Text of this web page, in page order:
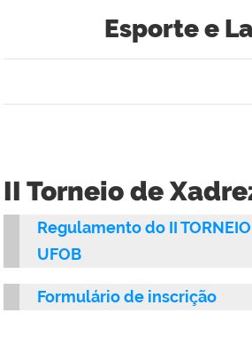
Esporte e
II Torneio de
Regulamento do II TORNEIO
UFOB
Formulário de inscrição